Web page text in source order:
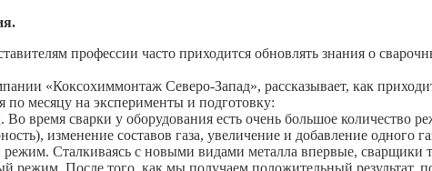
профессии часто приходится обновлять знания о
«Коксохиммонтаж Северо-Запад», рассказывает, как
по месяцу на эксперименты и подготовку:
время сварки у оборудования есть очень большое количество
изменение составов газа, увеличение и добавление одного
режим. Сталкиваясь с новыми видами металла впервые, сварщики
режим. После того, как мы получаем положительный результат,